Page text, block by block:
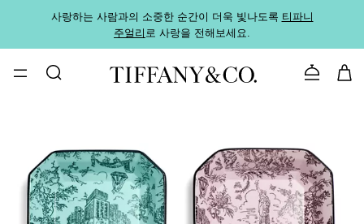
사랑하는 사람과의 소중한 순간이 더욱 빛나도록 티파니
주얼리로 사랑을 전해보세요.
문의하기